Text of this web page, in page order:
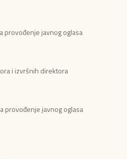
provođenje javnog oglasa
i izvršnih direktora
provođenje javnog oglasa